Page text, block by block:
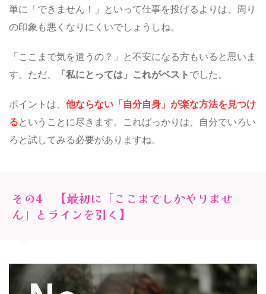
単に「できません！」といって仕事を投げるよりは、周り
の印象も悪くなりにくいでしょうしね。
「ここまで気を遣うの？」と不安になる方もいると思いま
す。ただ、
「私にとっては」これがベストでした。
ポイントは、 他ならない「自分自身」が楽な方法を見つけ
るということに尽きます。こればっかりは、自分でいろい
ろと試してみる必要がありますね。
その4 【最初に「ここまでしかやりませ
ん」とラインを引く】